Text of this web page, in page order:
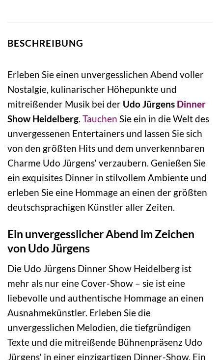
BESCHREIBUNG
Erleben Sie einen unvergesslichen Abend voller
Nostalgie, kulinarischer Höhepunkte und
mitreißender Musik bei der Udo Jürgens Dinner
Show Heidelberg. Tauchen Sie ein in die Welt des
unvergessenen Entertainers und lassen Sie sich
von den größten Hits und dem unverkennbaren
Charme Udo Jürgens‘ verzaubern. Genießen Sie
ein exquisites Dinner in stilvollem Ambiente und
erleben Sie eine Hommage an einen der größten
deutschsprachigen Künstler aller Zeiten.
Ein unvergesslicher Abend im Zeichen
von Udo Jürgens
Die Udo Jürgens Dinner Show Heidelberg ist
mehr als nur eine Cover-Show – sie ist eine
liebevolle und authentische Hommage an einen
Ausnahmekünstler. Erleben Sie die
unvergesslichen Melodien, die tiefgründigen
Texte und die mitreißende Bühnenpräsenz Udo
Jürgens‘ in einer einzigartigen Dinner-Show. Ein